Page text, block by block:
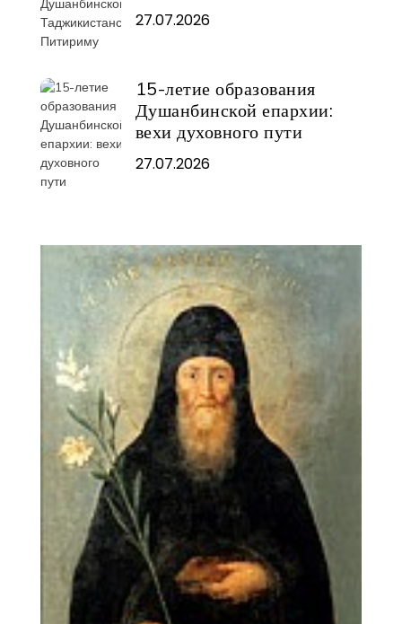
27.07.2026
15-летие образования
Душанбинской епархии:
вехи духовного пути
27.07.2026